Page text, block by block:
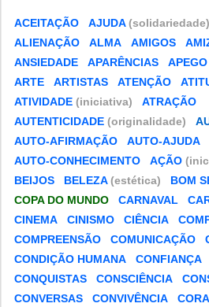
ACEITAÇÃO AJUDA(solidariedade)
ALIENAÇÃO
ALMA AMIGOS
ANSIEDADE
APARÊNCIAS APEGO
ARTE
ARTISTAS ATENÇÃO
ATIVIDADE (iniciativa)
ATRAÇÃO
AUTENTICIDADE (originalidade)
AUTO-AFIRMAÇÃO
AUTO-AJUDA
AUTO-CONHECIMENTO
AÇÃO
BEIJOS
BELEZA(estética) BOM
COPA DO MUNDO
CARNAVAL
CINEMA
CINISMO CIÊNCIA
COMPREENSÃO
COMUNICAÇÃO
CONDIÇÃO HUMANA
CONFIANÇA
CONQUISTAS
CONSCIÊNCIA
CONVERSAS
CONVIVÊNCIA